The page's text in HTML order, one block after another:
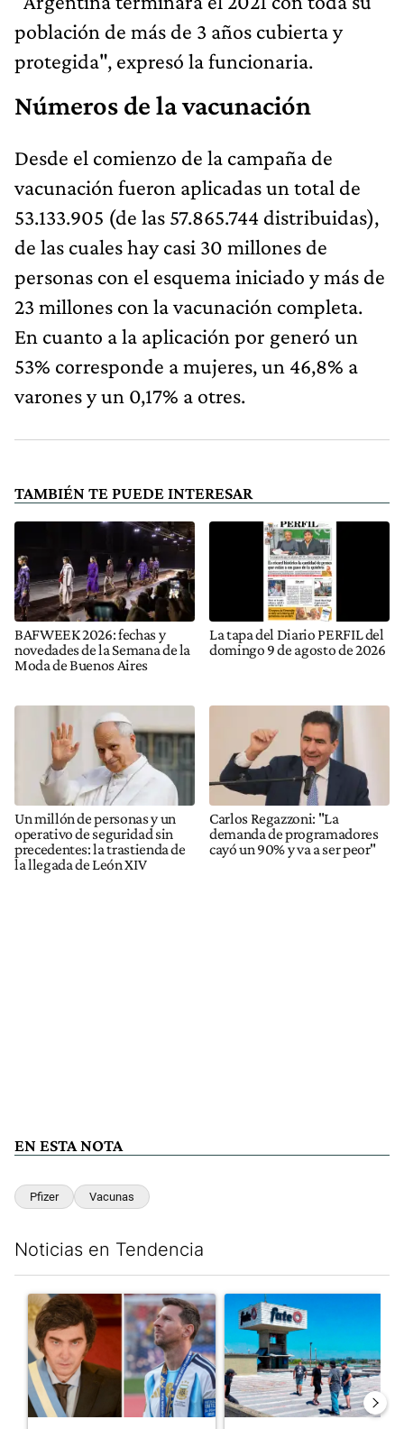
población de más de 3 años cubierta y
protegida", expresó la funcionaria.
Números de la vacunación
Desde el comienzo de la campaña de
vacunación fueron aplicadas un total de
53.133.905 (de las 57.865.744 distribuidas),
de las cuales hay casi 30 millones de
personas con el esquema iniciado y más de
23 millones con la vacunación completa.
En cuanto a la aplicación por generó un
53% corresponde a mujeres, un 46,8% a
varones y un 0,17% a otres.
TAMBIÉN TE PUEDE INTERESAR
BAFWEEK 2026: fechas y
novedades de la Semana de la
Moda de Buenos Aires
La tapa del Diario PERFIL del
domingo 9 de agosto de 2026
Un millón de personas y un
operativo de seguridad sin
precedentes: la trastienda de
la llegada de León XIV
Carlos Regazzoni: "La
demanda de programadores
cayó un 90% y va a ser peor"
EN ESTA NOTA
Pfizer Vacunas
Noticias en Tendencia
Un artículo de tendencia con el título "Milei despidió a Jorge
Un artículo de tendencia